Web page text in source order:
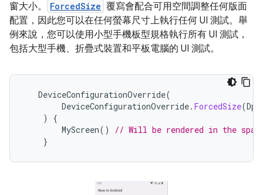
窗大小。
ForcedSize 覆寫會配合可用空間調整任何版面
配置，因此您可以在任何螢幕尺寸上執行任何 UI 測試。舉
例來說，您可以使用小型手機板型規格執行所有 UI 測試，
包括大型手機、折疊式裝置和平板電腦的 UI 測試。
DeviceConfigurationOverride(
DeviceConfigurationOverride. ForcedSize(
)
{
MyScreen()
// Will be rendered in the
}